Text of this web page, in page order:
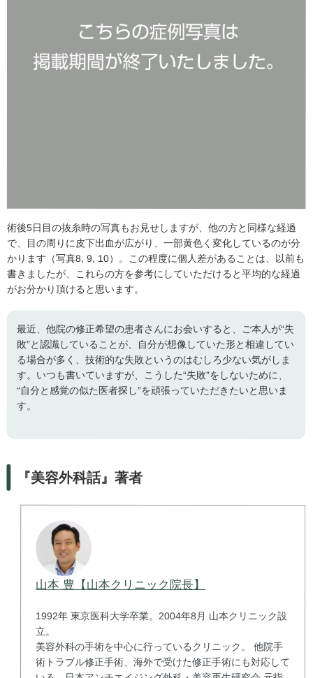
術後5日目の抜糸時の写真もお見せしますが、他の方と同様な経過
で、目の周りに皮下出血が広がり、一部黄色く変化しているのが分
かります（写真8, 9, 10）。この程度に個人差があることは、以前も
書きましたが、これらの方を参考にしていただけると平均的な経過
がお分かり頂けると思います。
最近、他院の修正希望の患者さんにお会いすると、ご本人が“失
敗”と認識していることが、自分が想像していた形と相違してい
る場合が多く、技術的な失敗というのはむしろ少ない気がしま
す。いつも書いていますが、こうした“失敗”をしないために、
“自分と感覚の似た医者探し”を頑張っていただきたいと思いま
す。
『美容外科話』著者
山本 豊【山本クリニック院長】
1992年 東京医科大学卒業。2004年8月 山本クリニック設
立。
美容外科の手術を中心に行っているクリニック。 他院手
術トラブル修正手術、海外で受けた修正手術にも対応して